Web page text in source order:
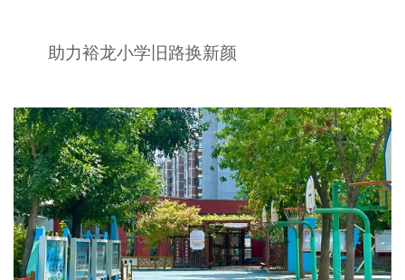
助力裕龙小学旧路换新颜